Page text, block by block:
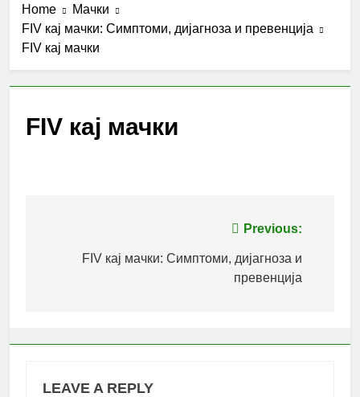
Home
Мачки
FIV кај мачки: Симптоми, дијагноза и превенција
FIV кај мачки
FIV кај мачки
navigation
Previous:
FIV кај мачки: Симптоми, дијагноза и
превенција
LEAVE A REPLY